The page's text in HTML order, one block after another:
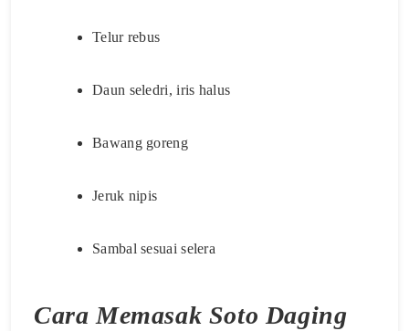
Telur rebus
Daun seledri, iris halus
Bawang goreng
Jeruk nipis
Sambal sesuai selera
Cara Memasak Soto Daging